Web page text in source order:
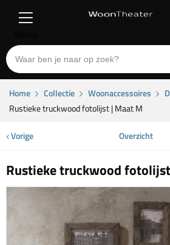
Home Collectie Woonaccessoires
Rustieke truckwood fotolijst | Maat M
Vorige Overzicht
Rustieke truckwood